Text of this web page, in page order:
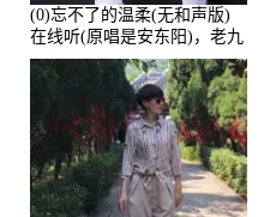
(0)忘不了的温柔(无和声版)
在线听(原唱是安东阳)，老九
演唱点播:17392次